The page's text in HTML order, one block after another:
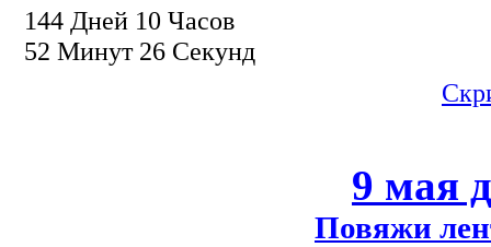
144 Дней 10 Часов
52 Минут 25 Секунд
9 мая
Повяжи